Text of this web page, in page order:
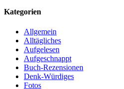
Kategorien
Allgemein
Alltägliches
Aufgelesen
Aufgeschnappt
Buch-Rezensionen
Denk-Würdiges
Fotos